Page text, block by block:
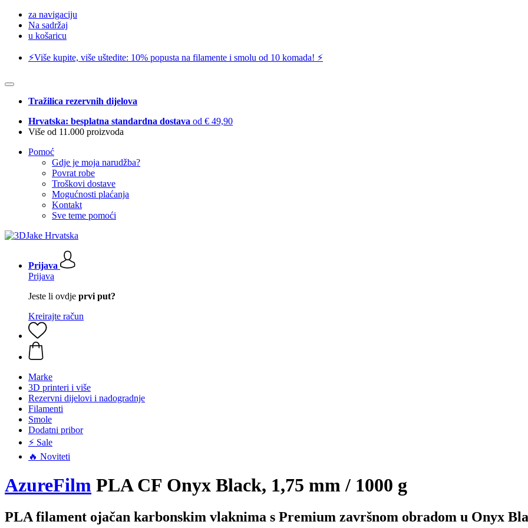
za navigaciju
Na sadržaj
u košaricu
⚡️Više kupite, više uštedite: 10% popusta na filamente i smolu od 10 komada! ⚡️
Tražilica rezervnih dijelova
Hrvatska: besplatna standardna dostava od € 49,90
Više od 11.000 proizvoda
Pomoć
Gdje je moja narudžba?
Povrat robe
Troškovi dostave
Mogućnosti plaćanja
Kontakt
Sve teme pomoći
Prijava
Prijava
Jeste li ovdje prvi put?
Kreirajte račun
Marke
3D printeri i više
Rezervni dijelovi i nadogradnje
Filamenti
Smole
Dodatni pribor
⚡ Sale
🔥 Noviteti
AzureFilm PLA CF Onyx Black, 1,75 mm / 1000 g
PLA filament ojačan karbonskim vlaknima s Premium završnom obradom u Onyx